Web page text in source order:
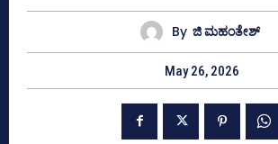
By ಜಿ ಮಹಂತೇಶ್
May 26, 2026